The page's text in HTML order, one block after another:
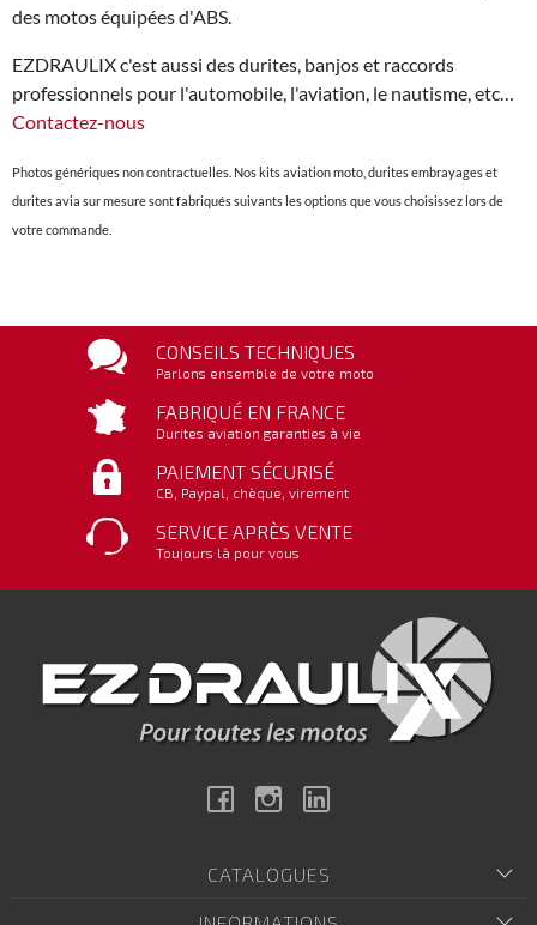
des motos équipées d'ABS.
EZDRAULIX c'est aussi des durites, banjos et raccords
professionnels pour l'automobile, l'aviation, le nautisme, etc…
Contactez-nous
Photos génériques non contractuelles. Nos kits aviation moto, durites embrayages et
durites avia sur mesure sont fabriqués suivants les options que vous choisissez lors de
votre commande.
CONSEILS TECHNIQUES
Parlons ensemble de votre moto
FABRIQUÉ EN FRANCE
Durites aviation garanties à vie
PAIEMENT SÉCURISÉ
CB, Paypal, chèque, virement
SERVICE APRÈS VENTE
Toujours là pour vous
FacebookInstagram
CATALOGUES